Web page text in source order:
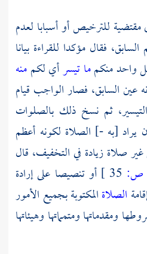
للترخيص أو أسبابا لعدم
فقال مؤكدا للقراءة بيانا
واحد منكمما تيسرأي لكممنه
عين السابق، فصار الواجب قيام
ثم نسخ ذلك بالصلوات
يراد [به -] الصلاة لكونه أعظم
غير صلاة زيادة في التخفيف، قال
ص:
أو تنصيصا على إرادة
الصلاةالمكتوبة بجميع الأمور
ومقدماتها ومتمماتها وهيئاتها